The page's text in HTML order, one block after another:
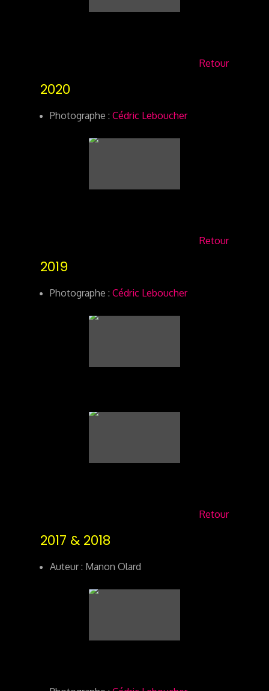
Retour
2020
Photographe :Cédric Leboucher
Retour
2019
Photographe :Cédric Leboucher
Retour
2017 & 2018
Auteur : Manon Olard